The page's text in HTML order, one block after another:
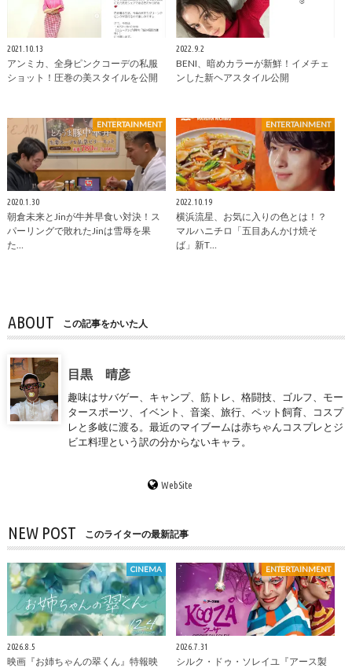
2021.10.13
アンミカ、全身ピンクコーデの私服
ショット！圧巻の美スタイルを公開
2022.9.2
BENI、暗めカラーが新鮮！イメチェ
ンした新ヘアスタイル公開
ENTERTAINMENT
2020.1.30
朝倉未来とJinが牛丼早食い対決！ス
パーリングで敗れたJinは雪辱を果
た…
ENTERTAINMENT
2022.10.19
横浜流星、お気に入りの色とは！？
マルハニチロ「五目あんかけ焼そ
ば」新T…
ABOUT この記事をかいた人
目黒 晴彦
趣味はサバゲー、キャンプ、筋トレ、格闘技、ゴルフ、モー
タースポーツ、イベント、音楽、旅行、ペット飼育、コスプ
レと多岐に渡る。最近のマイブームは赤ちゃんコスプレとジ
ビエ料理という訳の分からないキャラ。
WebSite
NEW POST このライターの最新記事
CINEMA
2026.8.5
映画『お姉ちゃんの翠くん』特報映
ENTERTAINMENT
2026.7.31
シルク・ドゥ・ソレイユ『アース製